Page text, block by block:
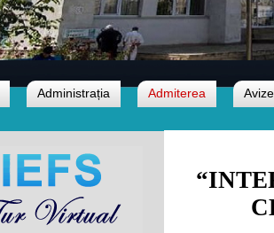
Administrația Admiterea Avize